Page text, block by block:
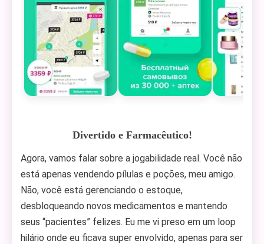
Divertido e Farmacêutico!
Agora, vamos falar sobre a jogabilidade real. Você não
está apenas vendendo pílulas e poções, meu amigo.
Não, você está gerenciando o estoque,
desbloqueando novos medicamentos e mantendo
seus “pacientes” felizes. Eu me vi preso em um loop
hilário onde eu ficava super envolvido, apenas para ser